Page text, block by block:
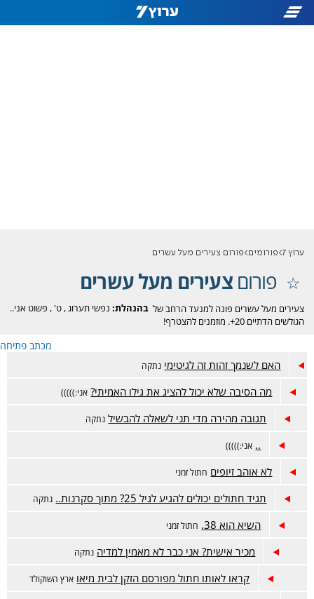
ערוץ 7 פורומים פורום צעירים מעל עשרים
פורוםצעירים מעל עשרים
בהנהלת: נפשי תערוג,ט', פשוט אני..
צעירים מעל עשרים פונה למנעד הרחב של
הגולשים הדתיים 20+. מוזמנים להצטרף!
מכתב פתיחה
האם לשנמך זהות זה לגיטימי נתקה
מה הסיבה שלא יכול להציג את גילו האמיתי? אני:)))))
תגובה מהירה מדי תני לשאלה להבשיל נתקה
.. אני:)))))
לא אוהב זיופים חתול זמני
תגיד חתולים יכולים להגיע לגיל 25? מתוך סקרנות.. נתקה
השיא הוא 38. חתול זמני
מכיר אישית? אני כבר לא מאמין למדיה נתקה
קראו לאותו חתול מפורסם הזקן לבית מיאו ארץ השוקולד